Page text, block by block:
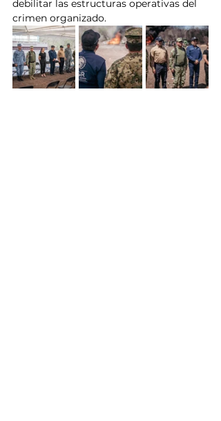
debilitar las estructuras operativas del
crimen organizado.